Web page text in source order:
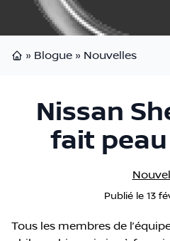
» Blogue » Nouvelles
Nissan
fait
Publié le 13
Tous les membres de